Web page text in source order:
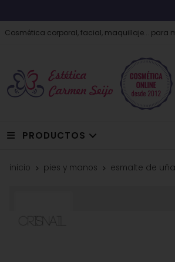
Cosmética corporal, facial, maquillaje... para
PRODUCTOS
inicio pies y manos esmalte de